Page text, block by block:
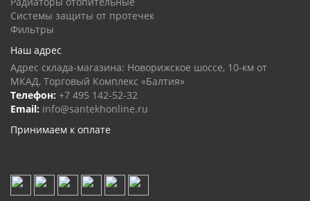
Системы защиты от протечек
Фильтры
Наш адрес
Адрес склада-магазина: Новорижское шоссе, 10-км от
МКАД, Торговый Комплекс «Балтия»
Телефон: +7 495 142-52-32
Email: info@santekhonline.ru
Принимаем к оплате